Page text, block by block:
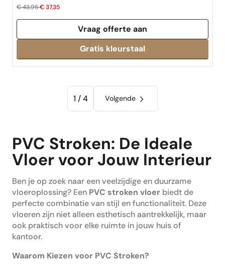
€ 43,95€ 37,35
Vraag offerte aan
1 / 4 Volgende
PVC Stroken: De Ideale
Vloer voor Jouw Interieur
Ben je op zoek naar een veelzijdige en duurzame
vloeroplossing? Een PVC stroken vloer biedt de
perfecte combinatie van stijl en functionaliteit. Deze
vloeren zijn niet alleen esthetisch aantrekkelijk, maar
ook praktisch voor elke ruimte in jouw huis of
kantoor.
Waarom Kiezen voor PVC Stroken?